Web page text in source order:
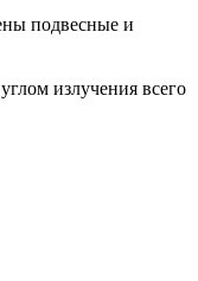
подвесные и
излучения всего